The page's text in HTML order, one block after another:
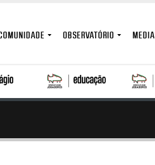
OBSERVATÓRIO MEDIA